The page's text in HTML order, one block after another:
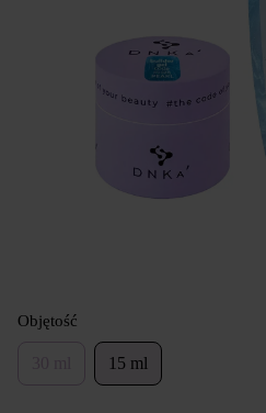
Objętość
15 ml